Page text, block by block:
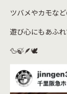
ツバメやカモな
遊び心にもあふれ
🦆🍃🪶🕊️